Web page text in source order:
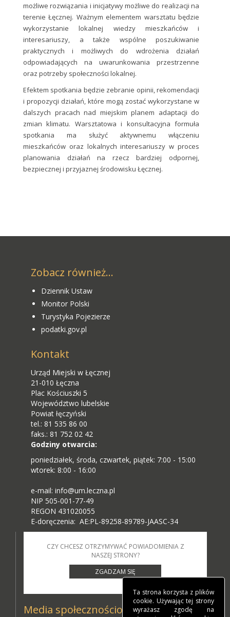
możliwe rozwiązania i inicjatywy możliwe do realizacji na
terenie Łęcznej. Ważnym elementem warsztatu będzie
wykorzystanie lokalnej wiedzy mieszkańców i
interesariuszy, a także wspólne poszukiwanie
praktycznych i możliwych do wdrożenia działań
odpowiadających na uwarunkowania przestrzenne
oraz potrzeby społeczności lokalnej.
Efektem spotkania będzie zebranie opinii, rekomendacji
i propozycji działań, które mogą zostać wykorzystane w
dalszych pracach nad miejskim planem adaptacji do
zmian klimatu. Warsztatowa i konsultacyjna formuła
spotkania ma służyć aktywnemu włączeniu
mieszkańców oraz lokalnych interesariuszy w proces
planowania działań na rzecz bardziej odpornej,
bezpiecznej i przyjaznej środowisku Łęcznej.
Zobacz również...
Dziennik Ustaw
Monitor Polski
Turystyka Pojezierze
podatki.gov.pl
Kontakt
Urząd Miejski w Łęcznej
21-010 Łęczna
Plac Kościuszki 5
Województwo lubelskie
Powiat łęczyński
tel.: 81 535 86 00
faks.: 81 752 02 42
Godziny otwarcia:
poniedziałek, środa, czwartek, piątek: 7:00 - 15:00
wtorek: 8:00 - 16:00
e-mail: info@um.leczna.pl
NIP 505-001-77-49
REGON 431020055
E-doręczenia: AE:PL-89258-89789-JAASC-34
CZY CHCESZ OTRZYMYWAĆ POWIADOMIENIA Z
NASZEJ STRONY?
ZGADZAM SIĘ
Media społecznościowe
Ta strona korzysta z plików
cookie. Używając tej strony
wyrażasz zgodę na